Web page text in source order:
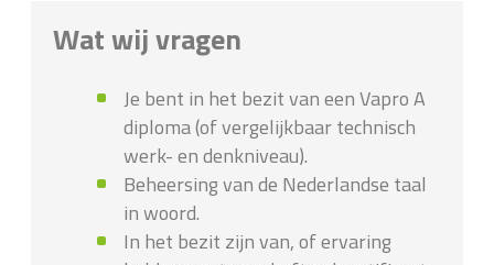
Wat wij vragen
Je bent in het bezit van een Vapro A
diploma (of vergelijkbaar technisch
werk- en denkniveau).
Beheersing van de Nederlandse taal
in woord.
In het bezit zijn van, of ervaring